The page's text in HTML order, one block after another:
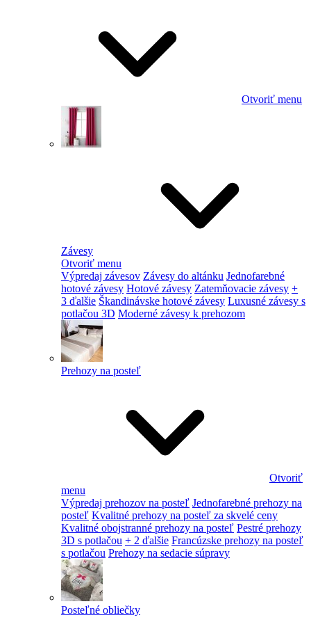
Otvoriť menu
Závesy
Otvoriť menu
Výpredaj závesov Závesy do altánku Jednofarebné
hotové závesy Hotové závesy Zatemňovacie závesy +
3 ďalšie Škandinávske hotové závesy Luxusné závesy s
potlačou 3D Moderné závesy k prehozom
Prehozy na posteľ
Otvoriť
menu
Výpredaj prehozov na posteľ Jednofarebné prehozy na
posteľ Kvalitné prehozy na posteľ za skvelé ceny
Kvalitné obojstranné prehozy na posteľ Pestré prehozy
3D s potlačou + 2 ďalšie Francúzske prehozy na posteľ
s potlačou Prehozy na sedacie súpravy
Posteľné obliečky